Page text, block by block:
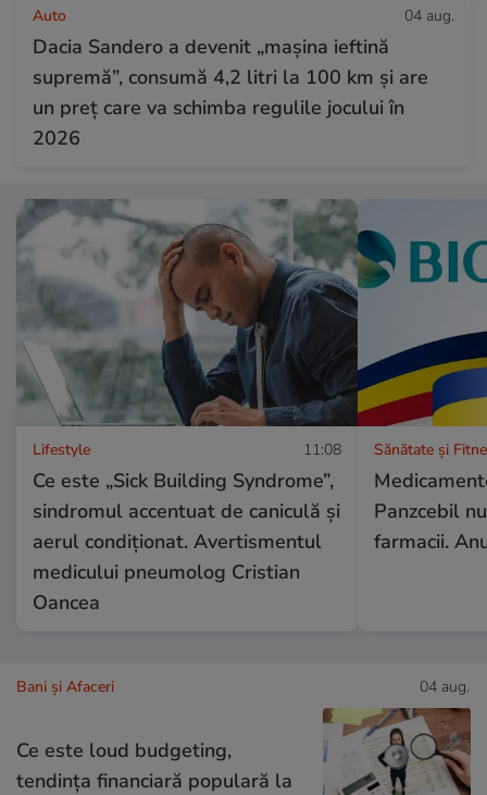
Auto 04 aug.
Dacia Sandero a devenit „mașina ieftină
supremă”, consumă 4,2 litri la 100 km și are
un preț care va schimba regulile jocului în
2026
Lifestyle 11:08
Ce este „Sick Building Syndrome”,
sindromul accentuat de caniculă și
aerul condiționat. Avertismentul
medicului pneumolog Cristian
Oancea
Sănătate și
Panzcebil
farmacii.
Bani și Afaceri 04 aug.
Ce este loud budgeting,
tendința financiară populară la